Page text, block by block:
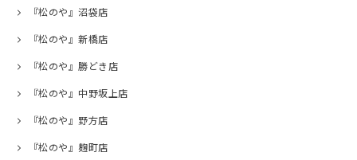
『松のや』沼袋店
『松のや』新橋店
『松のや』勝どき店
『松のや』中野坂上店
『松のや』野方店
『松のや』麹町店